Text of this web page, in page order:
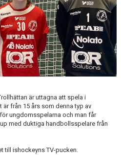
är uttagna att spela i
från 15 års som denna typ av
ungdomsspelarna och man får
med duktiga handbollsspelare från
till ishockeyns TV-pucken.